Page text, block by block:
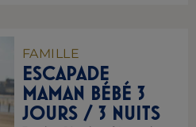
FAMILLE
ESCAPADE
MAMAN BÉBÉ 3
JOURS / 3 NUITS